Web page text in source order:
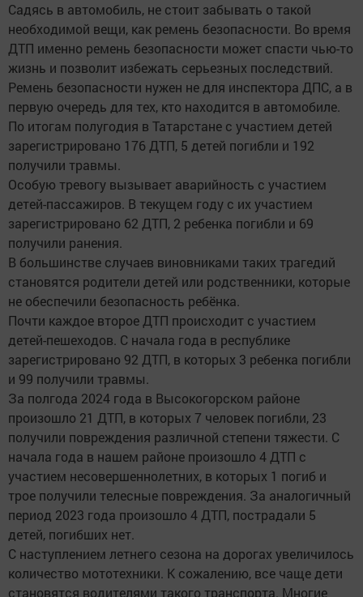
Садясь в автомобиль, не стоит забывать о такой
необходимой вещи, как ремень безопасности. Во время
ДТП именно ремень безопасности может спасти чью-то
жизнь и позволит избежать серьезных последствий.
Ремень безопасности нужен не для инспектора ДПС, а в
первую очередь для тех, кто находится в автомобиле.
По итогам полугодия в Татарстане с участием детей
зарегистрировано 176 ДТП, 5 детей погибли и 192
получили травмы.
Особую тревогу вызывает аварийность с участием
детей-пассажиров. В текущем году с их участием
зарегистрировано 62 ДТП, 2 ребенка погибли и 69
получили ранения.
В большинстве случаев виновниками таких трагедий
становятся родители детей или родственники, которые
не обеспечили безопасность ребёнка.
Почти каждое второе ДТП происходит с участием
детей-пешеходов. С начала года в республике
зарегистрировано 92 ДТП, в которых 3 ребенка погибли
и 99 получили травмы.
За полгода 2024 года в Высокогорском районе
произошло 21 ДТП, в которых 7 человек погибли, 23
получили повреждения различной степени тяжести. С
начала года в нашем районе произошло 4 ДТП с
участием несовершеннолетних, в которых 1 погиб и
трое получили телесные повреждения. За аналогичный
период 2023 года произошло 4 ДТП, пострадали 5
детей, погибших нет.
С наступлением летнего сезона на дорогах увеличилось
количество мототехники. К сожалению, все чаще дети
становятся водителями такого транспорта. Многие